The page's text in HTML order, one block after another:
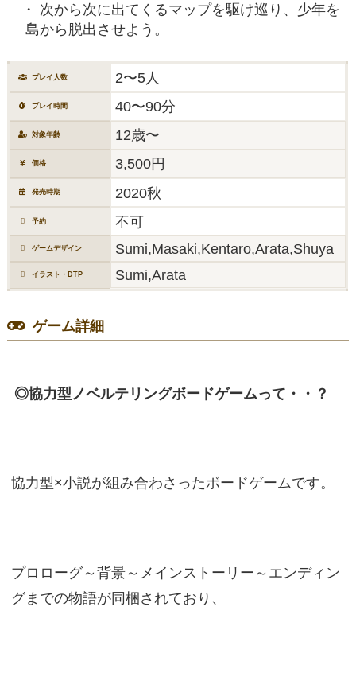
次から次に出てくるマップを駆け巡り、少年を
島から脱出させよう。
プレイ人数 2〜5人
プレイ時間 40〜90分
対象年齢 12歳〜
価格 3,500円
発売時期 2020秋
予約 不可
ゲームデザイン Sumi,Masaki,Kentaro,Arata,Shuya
イラスト・DTP Sumi,Arata
ゲーム詳細
◎協力型ノベルテリングボードゲームって・・？
協力型×小説が組み合わさったボードゲームです。
プロローグ～背景～メインストーリー～エンディン
グまでの物語が同梱されており、